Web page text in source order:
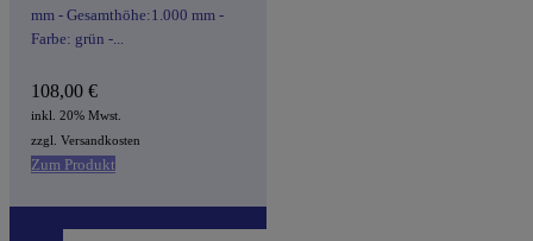
mm - Gesamthöhe:1.000 mm -
Farbe: grün -...
108,00€
inkl. 20% Mwst.
zzgl. Versandkosten
Zum Produkt